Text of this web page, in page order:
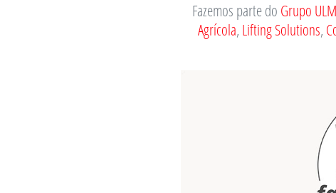
Fazemos parte do Grupo
Agrícola, Lifting Solutions,